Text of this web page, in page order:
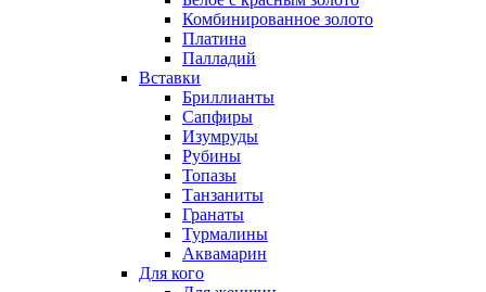
Комбинированное золото
Платина
Палладий
Вставки
Бриллианты
Сапфиры
Изумруды
Рубины
Топазы
Танзаниты
Гранаты
Турмалины
Аквамарин
Для кого